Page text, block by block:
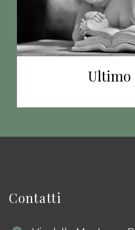
Ultimo
Contatti